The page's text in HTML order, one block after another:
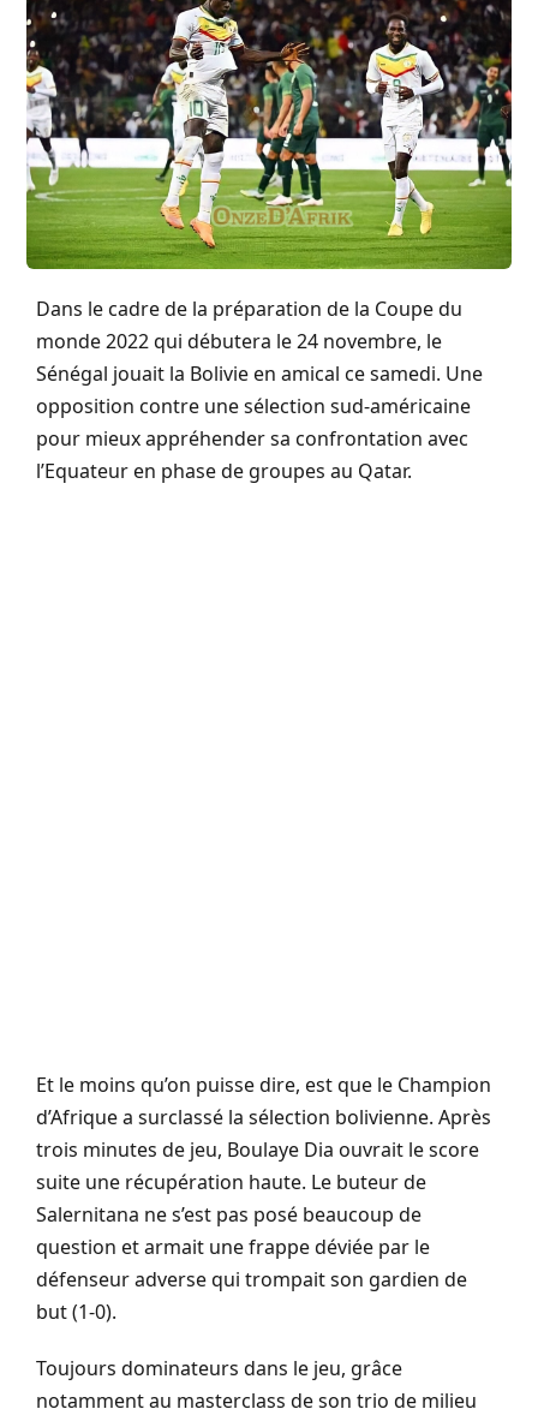
Dans le cadre de la préparation de la Coupe du
monde 2022 qui débutera le 24 novembre, le
Sénégal jouait la Bolivie en amical ce samedi. Une
opposition contre une sélection sud-américaine
pour mieux appréhender sa confrontation avec
l’Equateur en phase de groupes au Qatar.
Et le moins qu’on puisse dire, est que le Champion
d’Afrique a surclassé la sélection bolivienne. Après
trois minutes de jeu, Boulaye Dia ouvrait le score
suite une récupération haute. Le buteur de
Salernitana ne s’est pas posé beaucoup de
question et armait une frappe déviée par le
défenseur adverse qui trompait son gardien de
but (1-0).
Toujours dominateurs dans le jeu, grâce
notamment au masterclass de son trio de milieu